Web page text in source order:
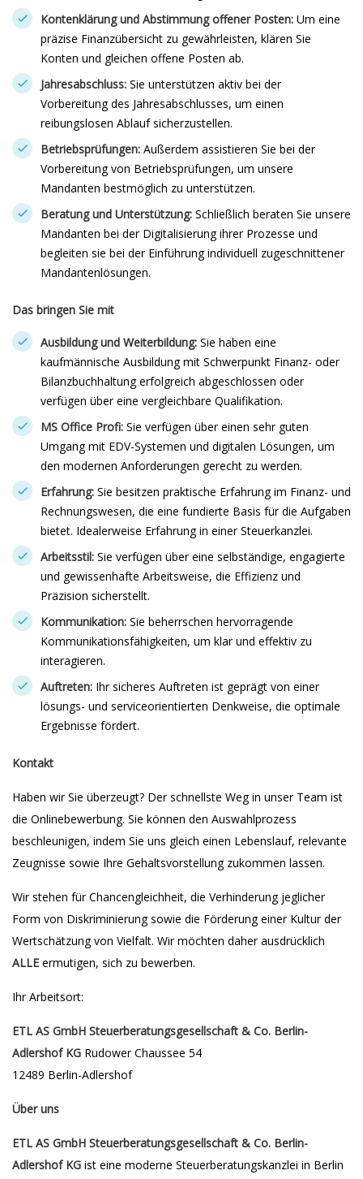
Kontenklärung und Abstimmung offener Posten: Um eine
präzise Finanzübersicht zu gewährleisten, klären Sie
Konten und gleichen offene Posten ab.
Jahresabschluss: Sie unterstützen aktiv bei der
Vorbereitung des Jahresabschlusses, um einen
reibungslosen Ablauf sicherzustellen.
Betriebsprüfungen: Außerdem assistieren Sie bei der
Vorbereitung von Betriebsprüfungen, um unsere
Mandanten bestmöglich zu unterstützen.
Beratung und Unterstützung: Schließlich beraten Sie unsere
Mandanten bei der Digitalisierung ihrer Prozesse und
begleiten sie bei der Einführung individuell zugeschnittener
Mandantenlösungen.
Das bringen Sie mit
Ausbildung und Weiterbildung: Sie haben eine
kaufmännische Ausbildung mit Schwerpunkt Finanz- oder
Bilanzbuchhaltung erfolgreich abgeschlossen oder
verfügen über eine vergleichbare Qualifikation.
MS Office Profi: Sie verfügen über einen sehr guten
Umgang mit EDV-Systemen und digitalen Lösungen, um
den modernen Anforderungen gerecht zu werden.
Erfahrung: Sie besitzen praktische Erfahrung im Finanz- und
Rechnungswesen, die eine fundierte Basis für die Aufgaben
bietet. Idealerweise Erfahrung in einer Steuerkanzlei.
Arbeitsstil: Sie verfügen über eine selbständige, engagierte
und gewissenhafte Arbeitsweise, die Effizienz und
Präzision sicherstellt.
Kommunikation: Sie beherrschen hervorragende
Kommunikationsfähigkeiten, um klar und effektiv zu
interagieren.
Auftreten: Ihr sicheres Auftreten ist geprägt von einer
lösungs- und serviceorientierten Denkweise, die optimale
Ergebnisse fördert.
Kontakt
Haben wir Sie überzeugt? Der schnellste Weg in unser Team ist
die Onlinebewerbung. Sie können den Auswahlprozess
beschleunigen, indem Sie uns gleich einen Lebenslauf, relevante
Zeugnisse sowie Ihre Gehaltsvorstellung zukommen lassen.
Wir stehen für Chancengleichheit, die Verhinderung jeglicher
Form von Diskriminierung sowie die Förderung einer Kultur der
Wertschätzung von Vielfalt. Wir möchten daher ausdrücklich
ALLE ermutigen, sich zu bewerben.
Ihr Arbeitsort:
ETL AS GmbH Steuerberatungsgesellschaft & Co. Berlin-
Adlershof KG Rudower Chaussee 54
12489 Berlin-Adlershof
Über uns
ETL AS GmbH Steuerberatungsgesellschaft & Co. Berlin-
Adlershof KG ist eine moderne Steuerberatungskanzlei in Berlin